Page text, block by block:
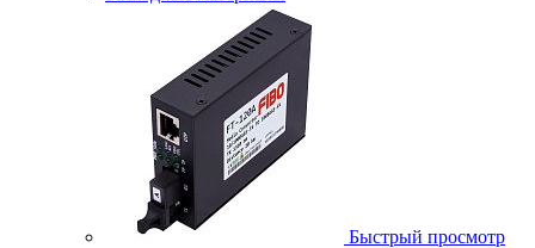
Быстрый просмотр